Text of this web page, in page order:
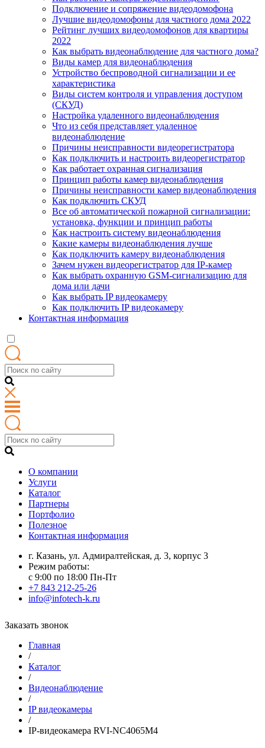
Подключение и сопряжение видеодомофона
Лучшие видеодомофоны для частного дома 2022
Рейтинг лучших видеодомофонов для квартиры
2022
Как выбрать видеонаблюдение для частного дома?
Виды камер для видеонаблюдения
Устройство беспроводной сигнализации и ее
характеристика
Виды систем контроля и управления доступом
(СКУД)
Настройка удаленного видеонаблюдения
Что из себя представляет удаленное
видеонаблюдение
Причины неисправности видеорегистратора
Как подключить и настроить видеорегистратор
Как работает охранная сигнализация
Принцип работы камер видеонаблюдения
Причины неисправности камер видеонаблюдения
Как подключить СКУД
Все об автоматической пожарной сигнализации:
установка, функции и принцип работы
Как настроить систему видеонаблюдения
Какие камеры видеонаблюдения лучше
Как подключить камеру видеонаблюдения
Зачем нужен видеорегистратор для IP-камер
Как выбрать охранную GSM-сигнализацию для
дома или дачи
Как выбрать IP видеокамеру
Как подключить IP видеокамеру
Контактная информация
О компании
Услуги
Каталог
Партнеры
Портфолио
Полезное
Контактная информация
г. Казань, ул. Адмиралтейская, д. 3, корпус 3
Режим работы:
с 9:00 по 18:00 Пн-Пт
+7 843 212-25-26
info@infotech-k.ru
Заказать звонок
Главная
/
Каталог
/
Видеонаблюдение
/
IP видеокамеры
/
IP-видеокамера RVI-NC4065M4